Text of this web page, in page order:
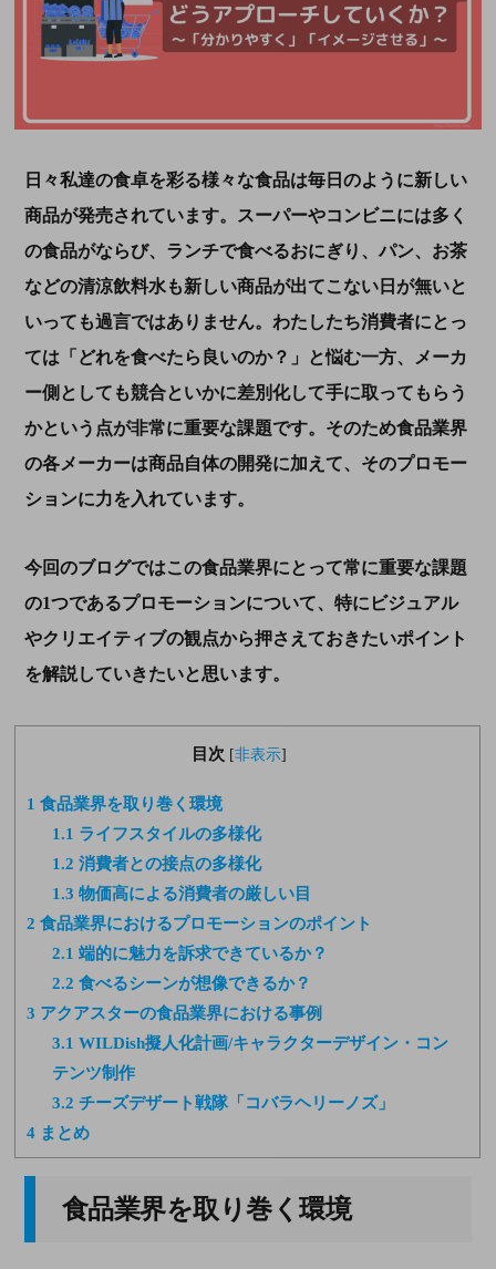
日々私達の食卓を彩る様々な食品は毎日のように新しい
商品が発売されています。スーパーやコンビニには多く
の食品がならび、ランチで食べるおにぎり、パン、お茶
などの清涼飲料水も新しい商品が出てこない日が無いと
いっても過言ではありません。わたしたち消費者にとっ
ては「どれを食べたら良いのか？」と悩む一方、メーカ
ー側としても競合といかに差別化して手に取ってもらう
かという点が非常に重要な課題です。そのため食品業界
の各メーカーは商品自体の開発に加えて、そのプロモー
ションに力を入れています。
今回のブログではこの食品業界にとって常に重要な課題
の1つであるプロモーションについて、特にビジュアル
やクリエイティブの観点から押さえておきたいポイント
を解説していきたいと思います。
目次 [非表示]
1 食品業界を取り巻く環境
1.1 ライフスタイルの多様化
1.2 消費者との接点の多様化
1.3 物価高による消費者の厳しい目
2 食品業界におけるプロモーションのポイント
2.1 端的に魅力を訴求できているか？
2.2 食べるシーンが想像できるか？
3 アクアスターの食品業界における事例
3.1 WILDish擬人化計画/キャラクターデザイン・コン
テンツ制作
3.2 チーズデザート戦隊「コバラヘリーノズ」
4 まとめ
食品業界を取り巻く環境